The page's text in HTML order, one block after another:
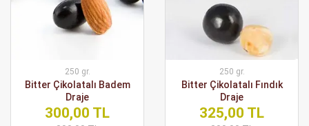
250 gr.
Bitter Çikolatalı Badem
Draje
300,00 TL
250 gr.
Bitter Çikolatalı Fındık
Draje
325,00 TL